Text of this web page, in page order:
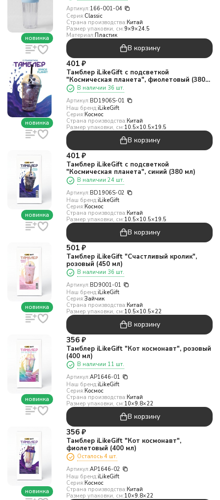
новинка
Артикул:166-001-04
Серия:Classic
Страна производства:Китай
Размер упаковки, см:9×9×24.5
Материал:Пластик
В корзину
новинка
401 ₽
Тамблер iLikeGift с подсветкой
"Космическая планета", фиолетовый (380
мл) В наличии 36 шт.
Артикул:BD1906S-01
Наш бренд:iLikeGift
Серия:Космос
Страна производства:Китай
Размер упаковки, см:10.5×10.5×19.5
В корзину
новинка
401 ₽
Тамблер iLikeGift с подсветкой
"Космическая планета", синий (380 мл)
В наличии 24 шт.
Артикул:BD1906S-02
Наш бренд:iLikeGift
Серия:Космос
Страна производства:Китай
Размер упаковки, см:10.5×10.5×19.5
В корзину
новинка
501 ₽
Тамблер iLikeGift "Счастливый кролик",
розовый (450 мл)
В наличии 36 шт.
Артикул:BD9001-01
Наш бренд:iLikeGift
Серия:Зайчик
Страна производства:Китай
Размер упаковки, см:10.5×10.5×22
В корзину
новинка
356 ₽
Тамблер iLikeGift "Кот космонавт", розовый
(400 мл)
В наличии 11 шт.
Артикул:AP1646-01
Наш бренд:iLikeGift
Серия:Космос
Страна производства:Китай
Размер упаковки, см:10×9.8×22
В корзину
новинка
356 ₽
Тамблер iLikeGift "Кот космонавт",
фиолетовый (400 мл)
Осталось 4 шт.
Артикул:AP1646-02
Наш бренд:iLikeGift
Серия:Космос
Страна производства:Китай
Размер упаковки, см:10×9.8×22